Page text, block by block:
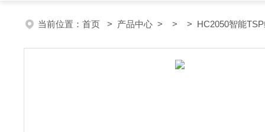
当前位置： 首页 > 产品中心 > > > HC2050智能TSP